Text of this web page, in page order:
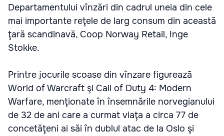
Departamentului vînzări din cadrul uneia din cele
mai importante reţele de larg consum din această
ţară scandinavă, Coop Norway Retail, Inge
Stokke.
Printre jocurile scoase din vînzare figurează
World of Warcraft şi Call of Duty 4: Modern
Warfare, menţionate în însemnările norvegianului
de 32 de ani care a curmat viaţa a circa 77 de
concetăţeni ai săi în dublul atac de la Oslo şi